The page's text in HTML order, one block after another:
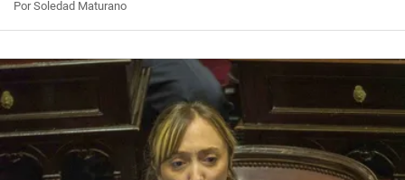
Por Soledad Maturano